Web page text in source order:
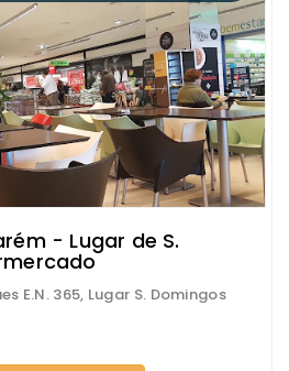
- Lugar de S.
E.N. 365, Lugar S. Domingos